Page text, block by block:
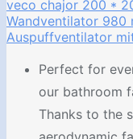
veco chajor 200 *
Wandventilator 980
Auspuffventilator
Perfect for
our bathroom
Thanks to the